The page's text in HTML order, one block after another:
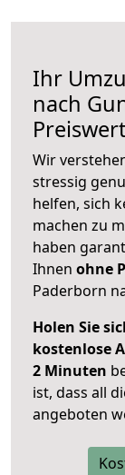
Ihr
nach
Preiswert
Wir
stressig
helfen, sich
machen zu
haben
Ihnen ohne
Paderborn
Holen Sie
kostenlose
2 Minuten
ist, dass all
angeboten